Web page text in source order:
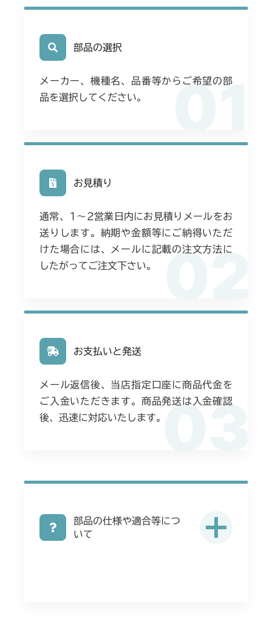
01
部品の選択
メーカー、機種名、品番等からご希望の部
品を選択してください。
02
お見積り
通常、1〜2営業日内にお見積りメールをお
送りします。納期や金額等にご納得いただ
けた場合には、メールに記載の注文方法に
したがってご注文下さい。
03
お支払いと発送
メール返信後、当店指定口座に商品代金を
ご入金いただきます。商品発送は入金確認
後、迅速に対応いたします。
部品の仕様や適合等につ
いて